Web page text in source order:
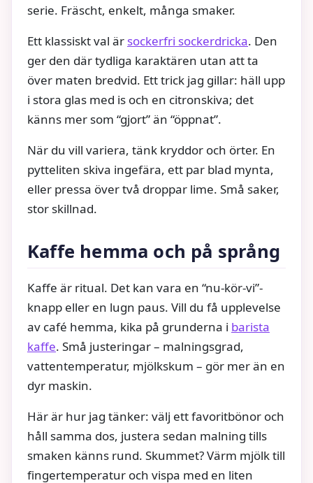
serie. Fräscht, enkelt, många smaker.
Ett klassiskt val är sockerfri sockerdricka. Den
ger den där tydliga karaktären utan att ta
över maten bredvid. Ett trick jag gillar: häll upp
i stora glas med is och en citronskiva; det
känns mer som “gjort” än “öppnat”.
När du vill variera, tänk kryddor och örter. En
pytteliten skiva ingefära, ett par blad mynta,
eller pressa över två droppar lime. Små saker,
stor skillnad.
Kaffe hemma och på språng
Kaffe är ritual. Det kan vara en “nu-kör-vi”-
knapp eller en lugn paus. Vill du få upplevelse
av café hemma, kika på grunderna i barista
kaffe. Små justeringar – malningsgrad,
vattentemperatur, mjölkskum – gör mer än en
dyr maskin.
Här är hur jag tänker: välj ett favoritbönor och
håll samma dos, justera sedan malning tills
smaken känns rund. Skummet? Värm mjölk till
fingertemperatur och vispa med en liten